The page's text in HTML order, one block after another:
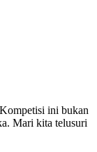
Kompetisi ini bukan
Mari kita telusuri